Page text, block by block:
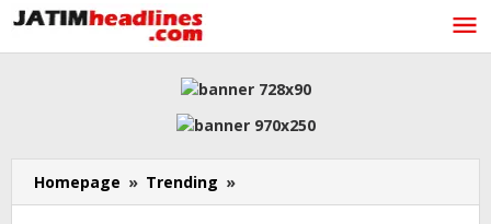
Lewati
ke
konten
Homepage » Trending »
Jokowi